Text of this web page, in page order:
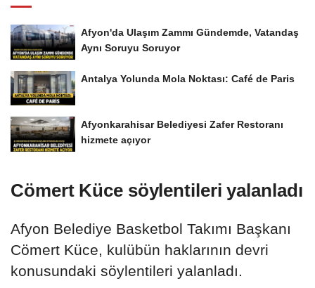
Afyon'da Ulaşım Zammı Gündemde, Vatandaş
Aynı Soruyu Soruyor
Antalya Yolunda Mola Noktası: Café de Paris
Afyonkarahisar Belediyesi Zafer Restoranı
hizmete açıyor
Cömert Küce söylentileri yalanladı
Afyon Belediye Basketbol Takımı Başkanı
Cömert Küce, kulübün haklarının devri
konusundaki söylentileri yalanladı.